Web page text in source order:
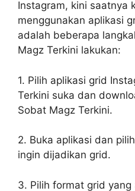
Instagram, kini saatnya
menggunakan aplikasi
adalah beberapa
Magz Terkini lakukan:
1. Pilih aplikasi grid
Terkini suka dan
Sobat Magz Terkini.
2. Buka aplikasi dan
ingin dijadikan grid.
3. Pilih format grid yang